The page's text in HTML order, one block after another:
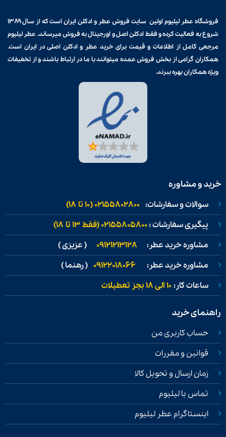
فروشگاه عطر لیلیوم اولین سایت فروشعطر و ادکلن
ایران است که از سال ۱۳۸۹
شروع به فعالیت کرده و فقط ادکلن اصل و اورجینال به فروش میرساند. عطر لیلیوم
مرجعی کامل از اطلاعات و قیمت برایخرید عطر و ادکلن اصلی در ایران است.
همکاران گرامی از بخش فروش عمده میتوانند با ما در ارتباط باشند و از تخفیفات
ویژه همکاران بهره ببرند.
خرید و مشاوره
سوالات و سفارشات: 02155802800 (۱۰ تا ۱۸)
پیگیری سفارشات :02155805800 (فقط ۱۳ تا ۱۸)
مشاوره خرید عطر: 09121213128 ( عزیزی )
مشاوره خرید عطر: 09122018066 ( رهنما )
ساعات کار:۱۰ الی ۱۸ بجز تعطیلات
راهنمای خرید
حساب کاربری من
قوانین و مقررات
زمان ارسال و تحویل کالا
تماس با لیلیوم
اینستاگرام عطر لیلیوم